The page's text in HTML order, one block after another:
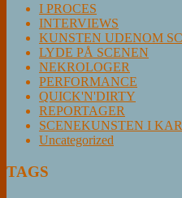
I PROCES
INTERVIEWS
KUNSTEN UDENOM
LYDE PÅ SCENEN
NEKROLOGER
PERFORMANCE
QUICK'N'DIRTY
REPORTAGER
SCENEKUNSTEN I
Uncategorized
TAGS